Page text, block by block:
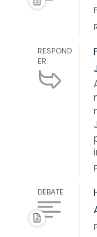
RESPOND
ER
DEBATE